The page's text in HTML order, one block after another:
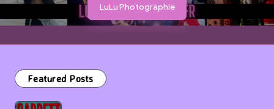
LuLu Photographie
Featured Posts